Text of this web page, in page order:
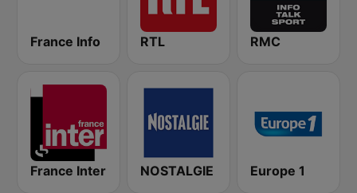
France Info RTL RMC
France Inter NOSTALGIE Europe 1